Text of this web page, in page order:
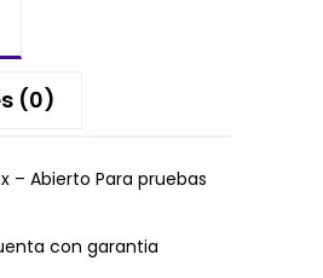
(0)
– Abierto Para pruebas
con garantia